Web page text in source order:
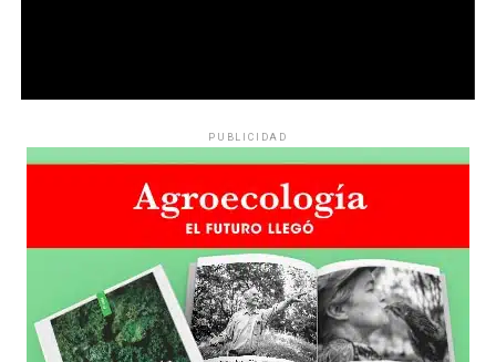
PUBLICIDAD